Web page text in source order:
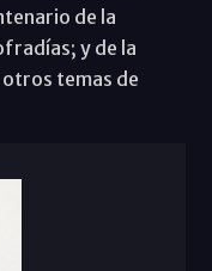
de la
y de la
temas de